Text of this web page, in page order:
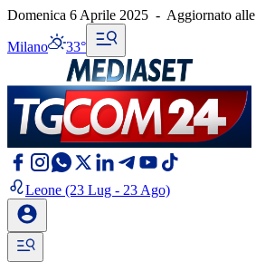
Domenica 6 Aprile 2025 - Aggiornato alle
Milano 33°
Leone (23 Lug - 23 Ago)